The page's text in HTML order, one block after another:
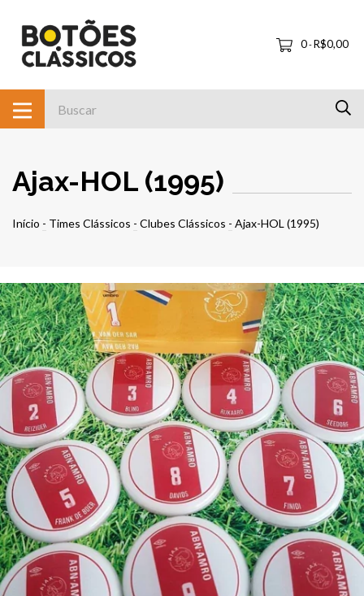
0-R$0,00
Ajax-HOL (1995)
Início - Times Clássicos - Clubes Clássicos - Ajax-HOL (1995)